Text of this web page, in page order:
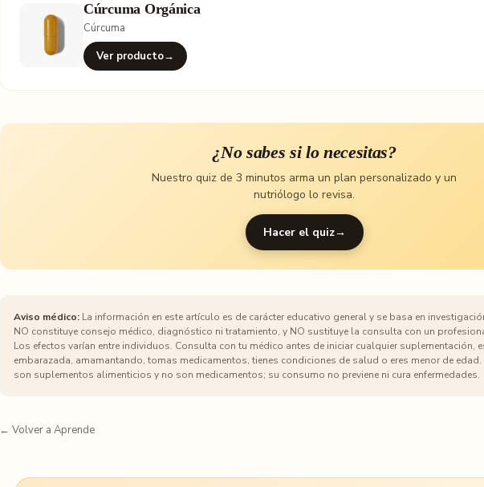
Cúrcuma Orgánica
Cúrcuma
Ver producto→
¿No sabes si lo necesitas?
Nuestro quiz de 3 minutos arma un plan personalizado y un
nutriólogo lo revisa.
Hacer el quiz→
Aviso médico: La información en este artículo es de carácter educativo general y se basa en
NO constituye consejo médico, diagnóstico ni tratamiento, y NO sustituye la consulta con un
Los efectos varían entre individuos. Consulta con tu médico antes de iniciar cualquier suplementación,
embarazada, amamantando, tomas medicamentos, tienes condiciones de salud o eres menor de
son suplementos alimenticios y no son medicamentos; su consumo no previene ni cura enfermedades.
← Volver a Aprende